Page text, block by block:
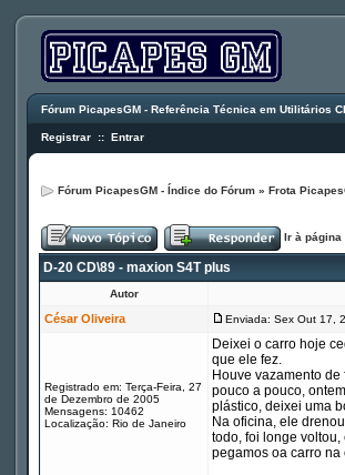
Fórum PicapesGM - Referência Técnica em Utilitários
Registrar :: Entrar
Fórum PicapesGM - Índice do Fórum » Frota
Ir à página
D-20 CD\89 - maxion S4T plus
Autor
César Oliveira Enviada: Sex Out 17,
Registrado em: Terça-Feira, 27
de Dezembro de 2005
Mensagens: 10462
Localização: Rio de Janeiro
Deixei o carro hoje
que ele fez.
Houve vazamento
pouco a pouco,
plástico, deixei uma
Na oficina, ele
todo, foi longe
pegamos oa carro